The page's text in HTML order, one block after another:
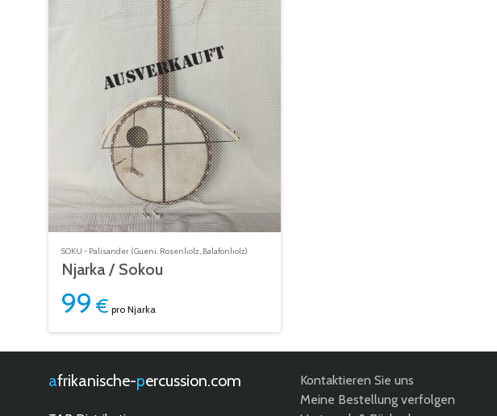
SOKU - Palisander (Gueni, Rosenholz, Balafonholz)
Njarka / Sokou
99 € pro Njarka
afrikanische- percussion.com
Kontaktieren Sie uns
Meine Bestellung verfolgen